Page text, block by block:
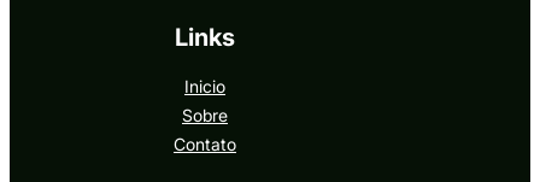
Links
Inicio
Sobre
Contato